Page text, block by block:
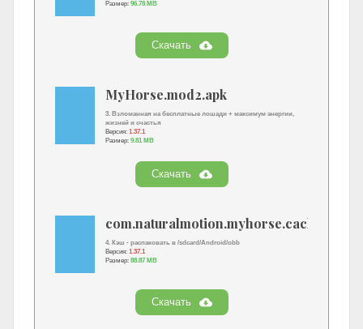
Размер: 96.78 MB
Скачать
MyHorse.mod2.apk
3. Взломанная на бесплатные лошади + максимум энергии,
жизней и счастья
Версия: 1.37.1
Размер: 9.81 MB
Скачать
com.naturalmotion.myhorse.cache.zip
4. Кэш - распаковать в /sdcard/Android/obb
Версия: 1.37.1
Размер: 88.87 MB
Скачать